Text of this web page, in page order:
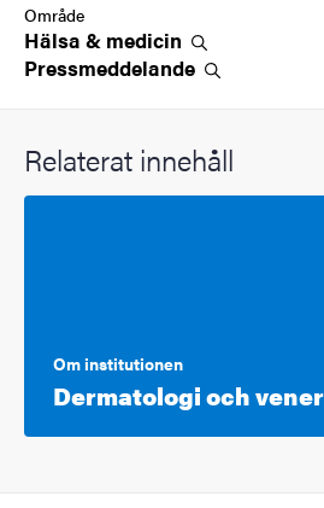
Område
Hälsa & medicin
Pressmeddelande
Relaterat innehåll
Om institutionen
Dermatologi och